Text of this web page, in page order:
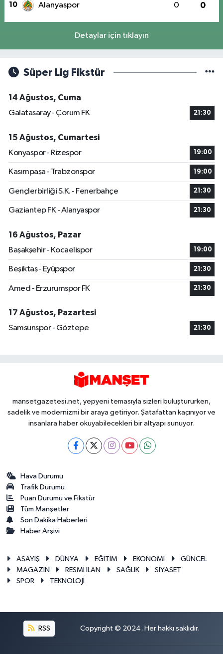
10 Alanyaspor 0 0
Detaylar için tıklayın
Süper Lig Fikstür
14 Ağustos, Cuma
Galatasaray - Çorum FK
21:30
15 Ağustos, Cumartesi
Konyaspor - Rizespor
19:00
Kasımpaşa - Trabzonspor 19:00
Gençlerbirliği S.K. - Fenerbahçe 21:30
Gaziantep FK - Alanyaspor 21:30
16 Ağustos, Pazar
Başakşehir - Kocaelispor
19:00
Beşiktaş - Eyüpspor 21:30
Amed - Erzurumspor FK 21:30
17 Ağustos, Pazartesi
Samsunspor - Göztepe
21:30
mansetgazetesi.net, yepyeni temasıyla sizleri buluştururken,
sadelik ve modernizmi bir araya getiriyor. Şatafattan kaçınıyor ve
insanlara haber okuyabilecekleri bir altyapı sunuyor.
Hava Durumu
Trafik Durumu
Puan Durumu ve Fikstür
Tüm Manşetler
Son Dakika Haberleri
Haber Arşivi
ASAYİŞ DÜNYA EĞİTİM EKONOMİ
GÜNCEL
MAGAZİN
RESMİ İLAN SAĞLIK
SİYASET
SPOR
TEKNOLOJİ
RSS Copyright © 2024. Her hakkı saklıdır.